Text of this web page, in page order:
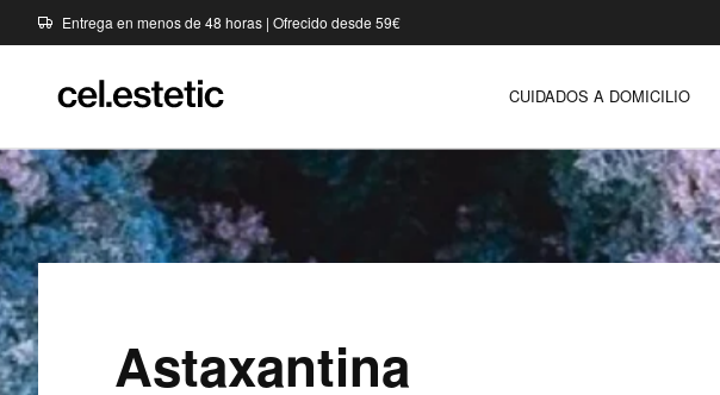
Entrega en menos de 48 horas | Ofrecido desde 59€
CUIDADOS A DOMICILIO
Astaxantina